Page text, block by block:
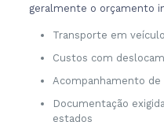
geralmente o orçamento
Transporte em
Custos com
Acompanhamento
Documentação
estados